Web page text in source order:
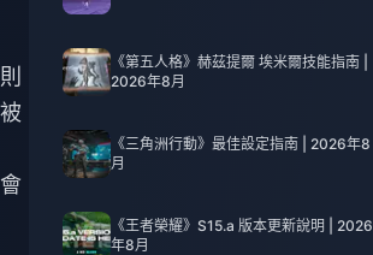
《第五人格》赫茲提爾 埃米爾技能指南 |
2026年8月
《三角洲行動》最佳設定指南 | 2026年8
月
《王者榮耀》S15.a 版本更新說明 | 2026
年8月